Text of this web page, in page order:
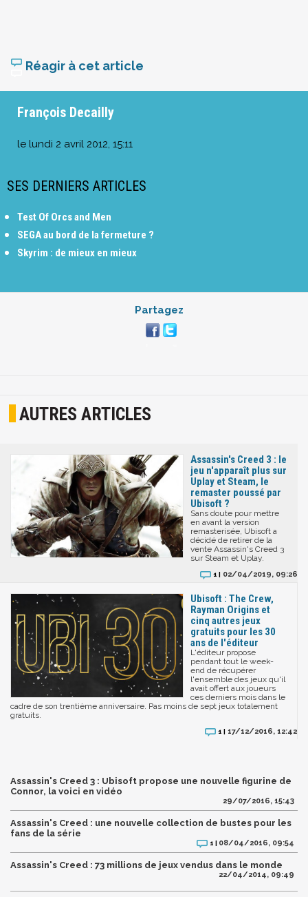
Réagir à cet article
François Decailly
le lundi 2 avril 2012, 15:11
SES DERNIERS ARTICLES
Test Of Orcs and Men
SEGA au bord de la fermeture ?
Skyrim : de mieux en mieux
Partagez
AUTRES ARTICLES
Assassin's Creed 3 : le
jeu n'apparaît plus sur
Uplay et Steam, le
remaster poussé par
Ubisoft ?
Sans doute pour mettre
en avant la version
remasterisée, Ubisoft a
décidé de retirer de la
vente Assassin's Creed 3
sur Steam et Uplay.
1 | 02/04/2019, 09:26
Ubisoft : The Crew,
Rayman Origins et
cinq autres jeux
gratuits pour les 30
ans de l'éditeur
L'éditeur propose
pendant tout le week-
end de récupérer
l'ensemble des jeux qu'il
avait offert aux joueurs
ces derniers mois dans le
cadre de son trentième anniversaire. Pas moins de sept jeux totalement
gratuits.
1 | 17/12/2016, 12:42
Assassin's Creed 3 : Ubisoft propose une nouvelle figurine de
Connor, la voici en vidéo
29/07/2016, 15:43
Assassin's Creed : une nouvelle collection de bustes pour les
fans de la série
1 | 08/04/2016, 09:54
Assassin's Creed : 73 millions de jeux vendus dans le monde
22/04/2014, 09:49